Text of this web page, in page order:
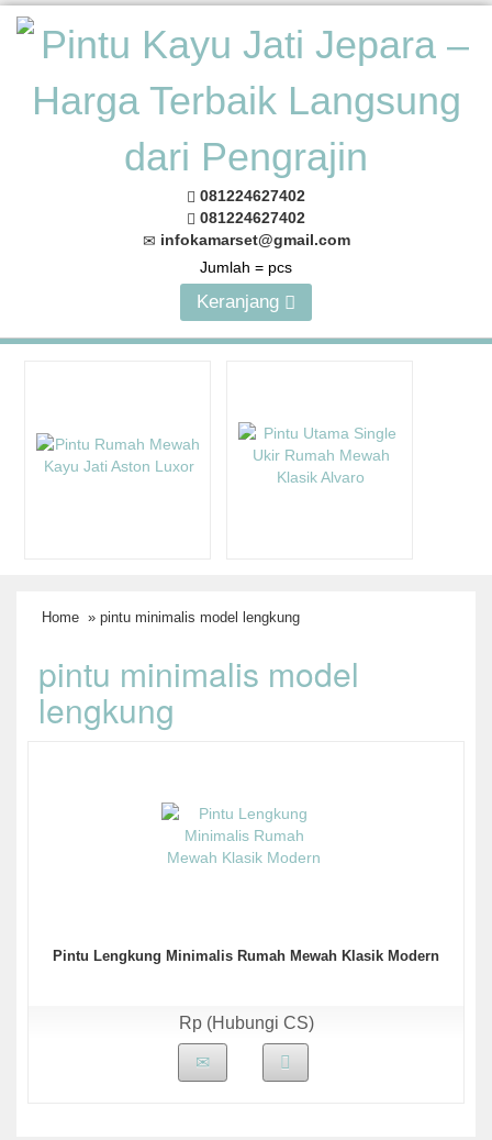
081224627402
081224627402
infokamarset@gmail.com
Jumlah = pcs
Keranjang
Home » pintu minimalis model lengkung
pintu minimalis model
lengkung
Pintu Lengkung Minimalis Rumah Mewah Klasik Modern
Rp (Hubungi CS)